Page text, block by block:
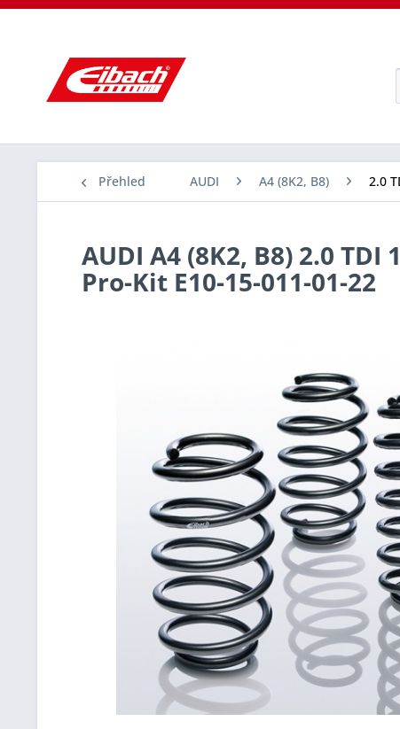
Přehled AUDI A4 (8K2, B8) 2.0
AUDI A4 (8K2, B8) 2.0
Pro-Kit E10-15-011-01-22